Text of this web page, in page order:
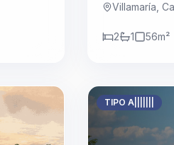
Villamaría,
2 1 56m²
TIPO A|||||||